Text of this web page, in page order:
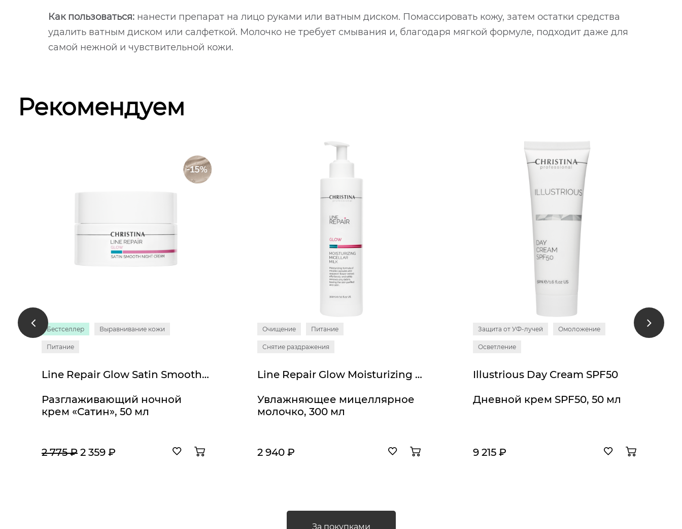
Как пользоваться: нанести препарат на лицо руками или ватным диском. Помассировать кожу, затем остатки средства
удалить ватным диском или салфеткой. Молочко не требует смывания и, благодаря мягкой формуле, подходит даже для
самой нежной и чувствительной кожи.
Рекомендуем
Бестселлер Выравнивание кожи
Питание
Line Repair Glow Satin Smooth Night Cream
Разглаживающий ночной
крем «Сатин», 50 мл
2 775 ₽ 2 359 ₽
Очищение Питание
Снятие раздражения
Line Repair Glow Moisturizing Micellar Milk
Увлажняющее мицеллярное
молочко, 300 мл
2 940 ₽
Защита от УФ-лучей Омоложение
Осветление
Illustrious Day Cream SPF50
Дневной крем SPF50, 50 мл
9 215 ₽
За покупками